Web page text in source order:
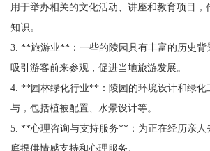
用于举办相关的文化活动、讲座和教育项目，
知识。
3. **旅游业**：一些的陵园具有丰富的历史背
吸引游客前来参观，促进当地旅游发展。
4. **园林绿化行业**：陵园的环境设计和绿化
与，包括植被配置、水景设计等。
5. **心理咨询与支持服务**：为正在经历亲人
庭提供情感支持和心理服务。